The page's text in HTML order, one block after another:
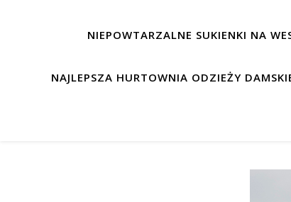
NIEPOWTARZALNE SUKIENKI NA
NAJLEPSZA HURTOWNIA ODZIEŻY